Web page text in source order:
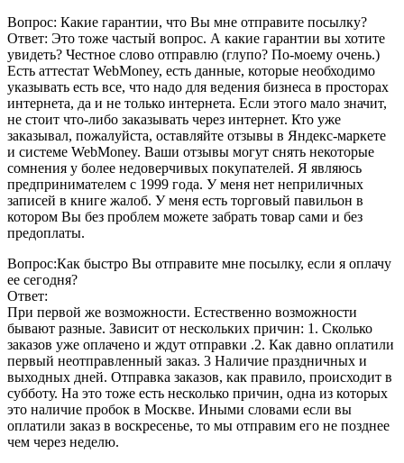
Вопрос: Какие гарантии, что Вы мне отправите посылку?
Ответ: Это тоже частый вопрос. А какие гарантии вы хотите
увидеть? Честное слово отправлю (глупо? По-моему очень.)
Есть аттестат WebMoney, есть данные, которые необходимо
указывать есть все, что надо для ведения бизнеса в просторах
интернета, да и не только интернета. Если этого мало значит,
не стоит что-либо заказывать через интернет. Кто уже
заказывал, пожалуйста, оставляйте отзывы в Яндекс-маркете
и системе WebMoney. Ваши отзывы могут снять некоторые
сомнения у более недоверчивых покупателей. Я являюсь
предпринимателем с 1999 года. У меня нет неприличных
записей в книге жалоб. У меня есть торговый павильон в
котором Вы без проблем можете забрать товар сами и без
предоплаты.
Вопрос:Как быстро Вы отправите мне посылку, если я оплачу
ее сегодня?
Ответ:
При первой же возможности. Естественно возможности
бывают разные. Зависит от нескольких причин: 1. Сколько
заказов уже оплачено и ждут отправки .2. Как давно оплатили
первый неотправленный заказ. 3 Наличие праздничных и
выходных дней. Отправка заказов, как правило, происходит в
субботу. На это тоже есть несколько причин, одна из которых
это наличие пробок в Москве. Иными словами если вы
оплатили заказ в воскресенье, то мы отправим его не позднее
чем через неделю.